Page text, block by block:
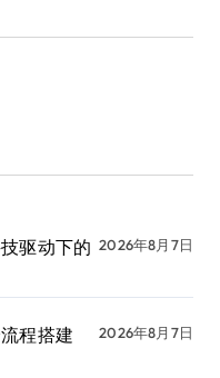
驱动下的 2026年8月7日
程搭建
2026年8月7日